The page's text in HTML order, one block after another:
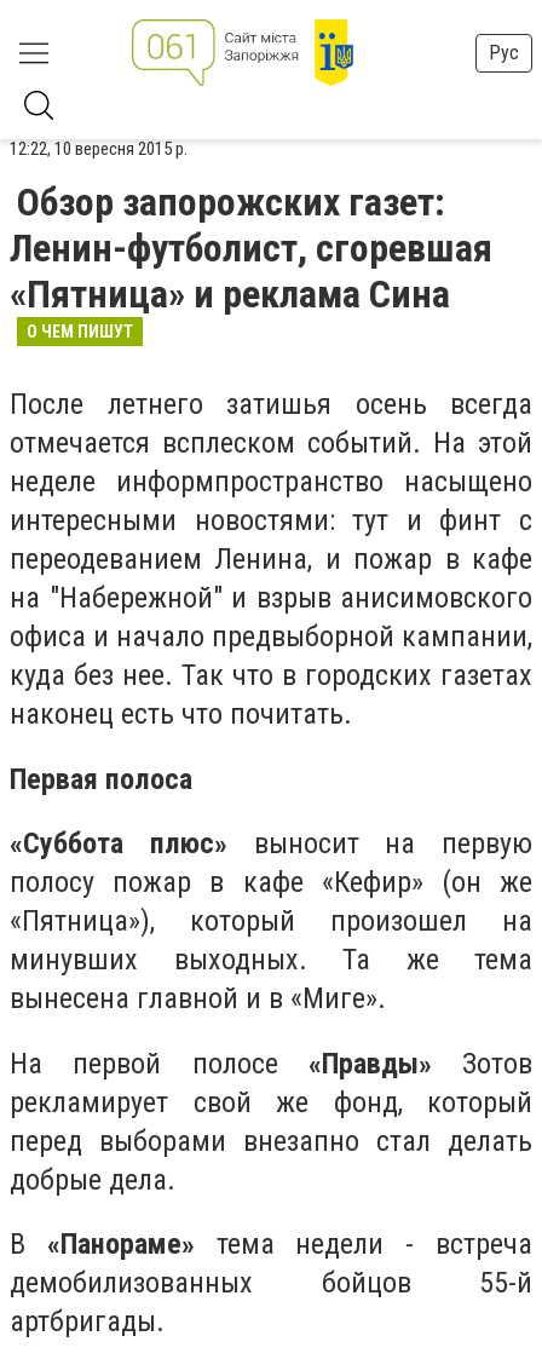
Рус
12:22, 10 вересня 2015 р.
Обзор запорожских газет:
Ленин-футболист, сгоревшая
«Пятница» и реклама Сина
О ЧЕМ ПИШУТ
После летнего затишья осень всегда
отмечается всплеском событий. На этой
неделе информпространство насыщено
интересными новостями: тут и финт с
переодеванием Ленина, и пожар в кафе
на "Набережной" и взрыв анисимовского
офиса и начало предвыборной кампании,
куда без нее. Так что в городских газетах
наконец есть что почитать.
Первая полоса
«Суббота плюс» выносит на первую
полосу пожар в кафе «Кефир» (он же
«Пятница»), который произошел на
минувших выходных. Та же тема
вынесена главной и в «Миге».
На первой полосе «Правды» Зотов
рекламирует свой же фонд, который
перед выборами внезапно стал делать
добрые дела.
В «Панораме» тема недели - встреча
демобилизованных бойцов 55-й
артбригады.